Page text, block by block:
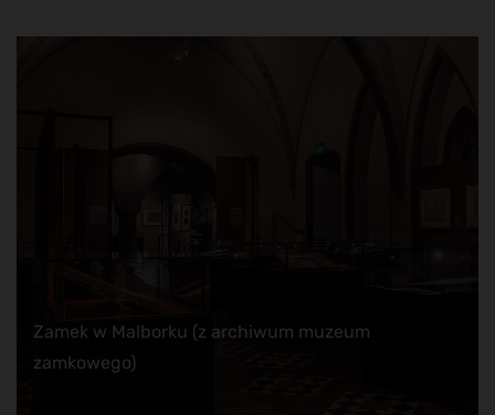
Zamek w Malborku (z archiwum muzeum
zamkowego)